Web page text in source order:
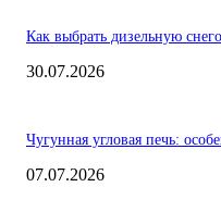
Как выбрать дизельную
30.07.2026
Чугунная угловая печь:
07.07.2026